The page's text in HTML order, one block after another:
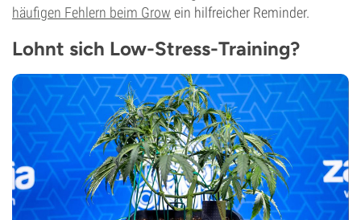
häufigen Fehlern beim Grow ein hilfreicher Reminder.
Lohnt sich Low-Stress-Training?